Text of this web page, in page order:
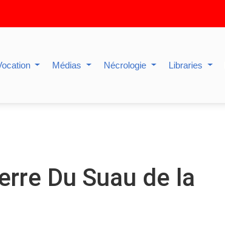
Médias Nécrologie Libraries
Du Suau de la